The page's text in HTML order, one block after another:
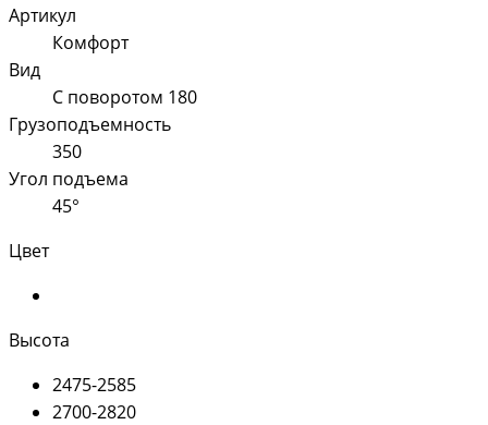
Артикул
Комфорт
Вид
С поворотом 180
Грузоподъемность
350
Угол подъема
45°
Цвет
Высота
2475-2585
2700-2820